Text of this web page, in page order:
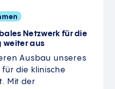
Netzwerk für die
weiter aus
Ausbau unseres
die klinische
Mit der